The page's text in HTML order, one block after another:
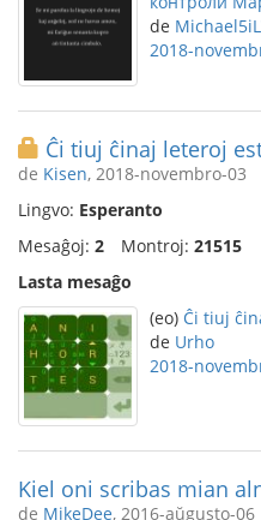
de
2018-
Ĉi tiuj ĉinaj leteroj
de Kisen, 2018-novembro-03
Lingvo: Esperanto
Mesaĝoj: 2 Montroj: 21515
Lasta mesaĝo
(eo) Ĉi tiuj
de Urho
2018-
Kiel oni scribas mian
de MikeDee, 2016-aŭgusto-06